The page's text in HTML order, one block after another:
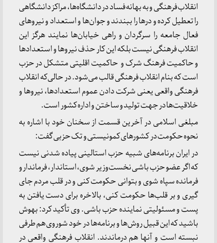
انقلاب فرهنگی و به بهانه فساد در دانشگاه‌ها، مراکز دانشگاهی
را تعطیل کرده و درها را ببندند و جوان‌ها و استعداد و نیروهای
فعال جامعه را سرگردان و راهی خیابان‌ها نمایند هرگز این
انقلاب فرهنگی نیست بلکه این کار حذف نیروها و استعدادها
و حاکمیت فرهنگ شرک و حاکمیت اقلیتی متشکل در حزب
است که بنام انقلاب فرهنگی قالب می‌شود. در حالی‌که انقلاب
فرهنگی واقعی یعنی شرکت دادن عموم استعدادها، نیروها و
خلاقیت‌ها در جهت تولید و ساختن و اداره کشور است.
مبلغی اسلامی در آخرین قسمت از سخنان خود با اشاره به
نحوه حکومت در کشورهای کمونیستی و تک حزبی گفت:
در ایران برنامه‌های شبیه حزب استالینی پیاده شدنی نیست
که اگر عضو حزب باشی نخست‌وزیر شوی، استاندار، فرماندار و
فرمانده سپاه شوی و بتوانی حکومت کنی و در قلب مردم جای
گیری و بر قلب‌ها حکومت کنی، بالاخره برای دست یافتن به
پست و مسئولیتی نماینده حزب باشی. وی تأکید کرد: بهوش
باشید که این قبیل روش‌ها و برنامه‌ها در خود شوروی هم طرفی
نبسته است و آنها هم درماندند. انقلاب فرهنگی واقعی در